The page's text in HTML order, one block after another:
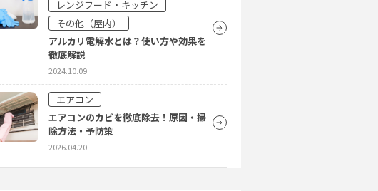
レンジフード・キッチン
その他（屋内）
アルカリ電解水とは？使い方や効果を
徹底解説
2024.10.09
エアコン
エアコンのカビを徹底除去！原因・掃
除方法・予防策
2026.04.20